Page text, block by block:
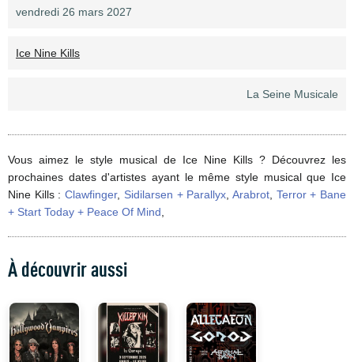
vendredi 26 mars 2027
Ice Nine Kills
La Seine Musicale
Vous aimez le style musical de Ice Nine Kills ? Découvrez les
prochaines dates d'artistes ayant le même style musical que Ice
Nine Kills :Clawfinger, Sidilarsen + Parallyx Arabrot, Terror + Bane
+ Start Today + Peace Of Mind
À découvrir aussi